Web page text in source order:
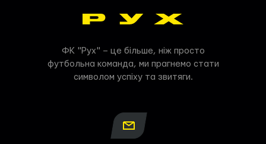
ФК "Рух" – це більше, ніж просто
футбольна команда, ми прагнемо стати
символом успіху та звитяги.